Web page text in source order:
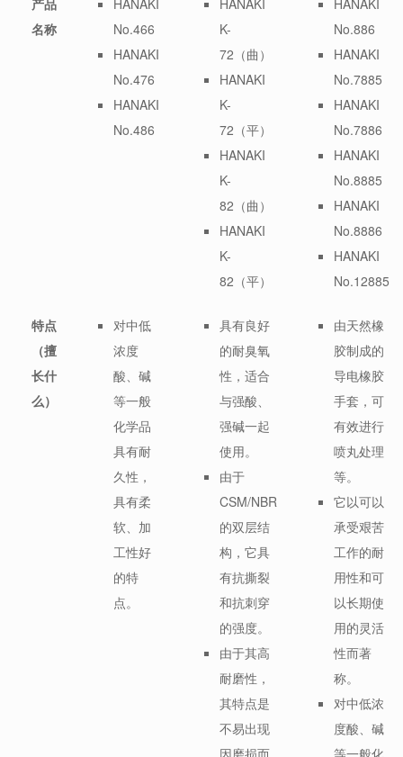
产品
名称
HANAKI
No.466
HANAKI
No.476
HANAKI
No.486
HANAKI
K-
72（曲）
HANAKI
K-
72（平）
HANAKI
K-
82（曲）
HANAKI
K-
82（平）
HANAKI
No.886
HANAKI
No.7885
HANAKI
No.7886
HANAKI
No.8885
HANAKI
No.8886
HANAKI
No.12885
特点
（擅
长什
么）
对中低
浓度
酸、碱
等一般
化学品
具有耐
久性，
具有柔
软、加
工性好
的特
点。
具有良好
的耐臭氧
性，适合
与强酸、
强碱一起
使用。
由于
CSM/NBR
的双层结
构，它具
有抗撕裂
和抗刺​​穿
的强度。
由于其高
耐磨性，
其特点是
不易出现
由天然橡
胶制成的
导电橡胶
手套，可
有效进行
喷丸处理
等。
它以可以
承受艰苦
工作的耐
用性和可
以长期使
用的灵活
性而著
称。
对中低浓
度酸、碱